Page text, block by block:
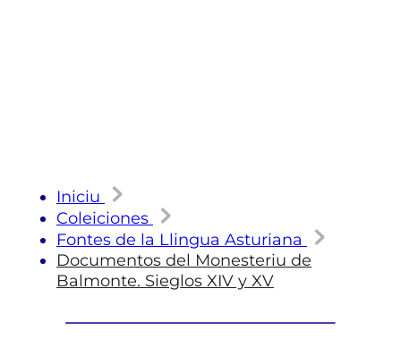
Iniciu
Coleiciones
Fontes de la Llingua Asturiana
Documentos del Monesteriu de
Balmonte. Sieglos XIV y XV